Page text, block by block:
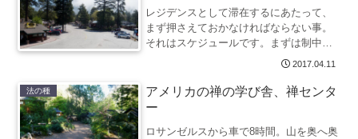
レジデンスとして滞在するにあたって、
まず押さえておかなければならない事。
それはスケジュールです。まずは制中
（せいちゅう）と解間（げあい）につい
2017.04.11
法の種
アメリカの禅の学び舎、禅センタ
ー
ロサンゼルスから車で8時間。山を奥へ奥